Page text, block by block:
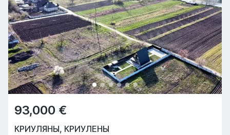
93,000 €
КРИУЛЯНЫ, КРИУЛЕНЫ